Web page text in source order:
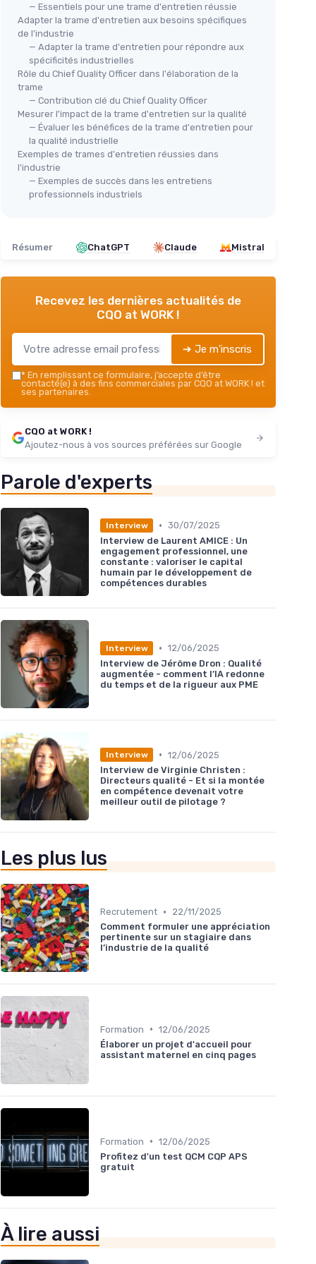
— Essentiels pour une trame d'entretien réussie
Adapter la trame d'entretien aux besoins spécifiques
de l'industrie
— Adapter la trame d'entretien pour répondre aux
spécificités industrielles
Rôle du Chief Quality Officer dans l'élaboration de la
trame
— Contribution clé du Chief Quality Officer
Mesurer l'impact de la trame d'entretien sur la qualité
— Évaluer les bénéfices de la trame d'entretien pour
la qualité industrielle
Exemples de trames d'entretien réussies dans
l'industrie
— Exemples de succès dans les entretiens
professionnels industriels
Résumer ChatGPT Claude Mistral
Recevez les dernières actualités de
CQO at WORK !
➔ Je m'inscris
* En remplissant ce formulaire, j’accepte d’être
contacté(e) à des fins commerciales par CQO at WORK ! et
ses partenaires.
CQO at WORK !
Ajoutez-nous à vos sources préférées sur Google
Parole d'experts
Interview • 30/07/2025
Interview de Laurent AMICE : Un
engagement professionnel, une
constante : valoriser le capital
humain par le développement de
compétences durables
Interview • 12/06/2025
Interview de Jérôme Dron : Qualité
augmentée - comment l’IA redonne
du temps et de la rigueur aux PME
Interview • 12/06/2025
Interview de Virginie Christen :
Directeurs qualité - Et si la montée
en compétence devenait votre
meilleur outil de pilotage ?
Les plus lus
Recrutement •
22/11/2025
Comment formuler une appréciation
pertinente sur un stagiaire dans
l’industrie de la qualité
Formation • 12/06/2025
Élaborer un projet d'accueil pour
assistant maternel en cinq pages
Formation • 12/06/2025
Profitez d'un test QCM CQP APS
gratuit
À lire aussi